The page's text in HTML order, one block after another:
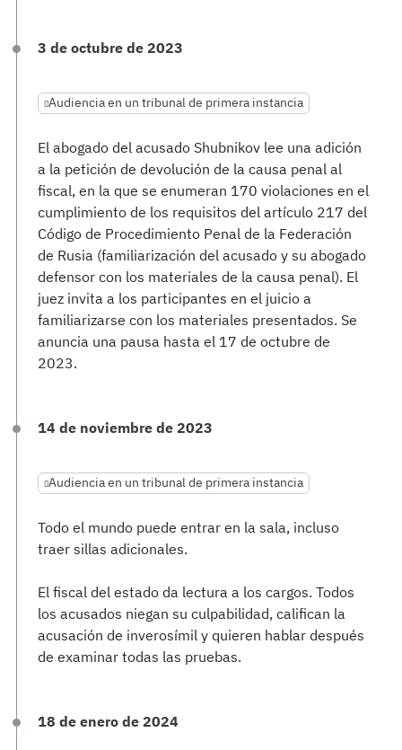
3 de octubre de 2023
Audiencia en un tribunal de primera instancia
El abogado del acusado Shubnikov lee una adición
a la petición de devolución de la causa penal al
fiscal, en la que se enumeran 170 violaciones en el
cumplimiento de los requisitos del artículo 217 del
Código de Procedimiento Penal de la Federación
de Rusia (familiarización del acusado y su abogado
defensor con los materiales de la causa penal). El
juez invita a los participantes en el juicio a
familiarizarse con los materiales presentados. Se
anuncia una pausa hasta el 17 de octubre de
2023.
14 de noviembre de 2023
Audiencia en un tribunal de primera instancia
Todo el mundo puede entrar en la sala, incluso
traer sillas adicionales.
El fiscal del estado da lectura a los cargos. Todos
los acusados niegan su culpabilidad, califican la
acusación de inverosímil y quieren hablar después
de examinar todas las pruebas.
18 de enero de 2024